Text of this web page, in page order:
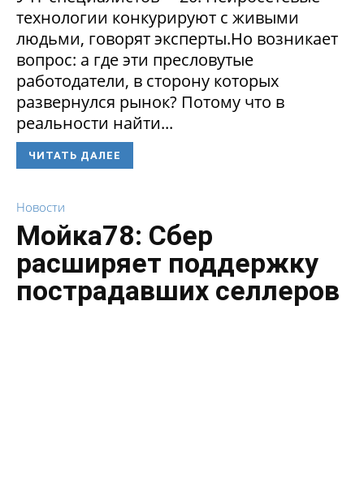
технологии конкурируют с живыми
людьми, говорят эксперты.Но возникает
вопрос: а где эти пресловутые
работодатели, в сторону которых
развернулся рынок? Потому что в
реальности найти...
ЧИТАТЬ ДАЛЕЕ
Новости
Мойка78: Сбер
расширяет поддержку
пострадавших селлеров